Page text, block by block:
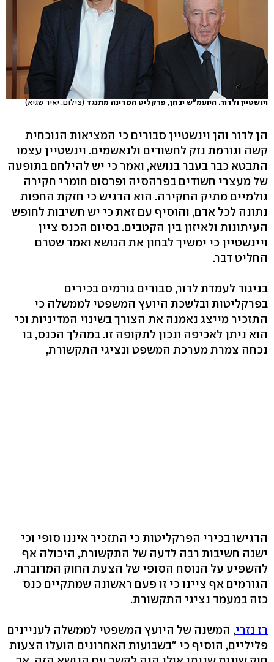
וינשטיין ולדור. היועמ"ש יבחן, פרקליט המדינה מתנגד(צילום: יאיר שגיא)
הן לדור והן וינשטיין סבורים כי המציאות הנוכחית
קשה וגורמת נזק לחשודים ולנאשמים. וינשטיין עצמו
התבטא כבר בעבר בנושא, ואמר כי יש להילחם בתופעה
של מעצרי חשודים בפרהסיה ופרסום חומרי חקירה
גולמיים מתיק החקירה. הוא הדגיש כי חזקת החפות
נתונה לכל אדם, והוסיף עם זאת כי יש חשיבות לחופש
העיתונות ולאיזון בין הקטבים. בסיום הכנס ציין
ויינשטיין כי ימשיך לבחון את הנושא ואמר שטרם
החליט דבר.
בניגוד לעמדת לדור, סבורים גורמים בכירים
בפרקליטות ובלשכת היועץ המשפטי לממשלה כי
התזכיר מייצג נאמנה את הצורך בשינוי המדיניות וכי
הוא ניתן לאכיפה ונכון לתקופה זו. במהלך הכנס, בו
נכחה צמרת מערכת המשפט ונציגי התקשורת,
הדגישו בכירי הפרקליטות כי התזכיר איננו סופי וכי
ישנה חשיבות רבה לדעה של התקשורת, היכולה אף
להשפיע על הנוסח הסופי של הצעת החוק המדוברת.
הגורמים אף ציינו כי זו פעם ראשונה שמתקיים כנס
כזה במעמד נציגי התקשורת.
רז נזרי, המשנה של היועץ המשפטי לממשלה לעניינים
פליליים, הוסיף כי "בשבועות האחרונים הועלו הצעות